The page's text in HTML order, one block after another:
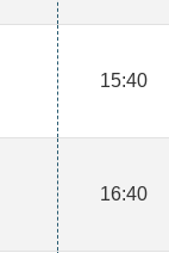
15:40
16:40